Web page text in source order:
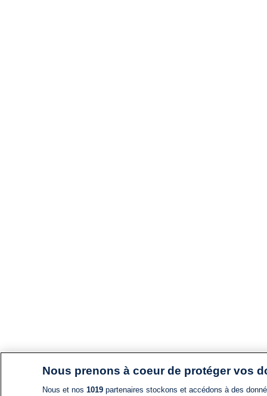
Nous prenons à coeur de protéger vos
Nous et nos 1019partenaires stockons et accédons à des